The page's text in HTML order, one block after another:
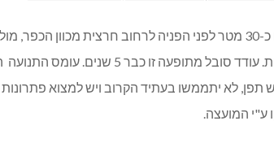
וזיהם אוויר מרכב קל
תפן, לא יתממשו בעתיד הקרוב ויש למצוא
ע"י המועצה.